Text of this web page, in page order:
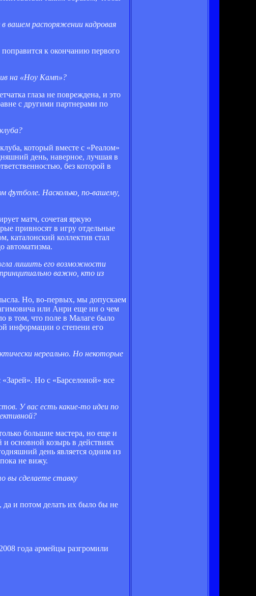
вашем распоряжении кадровая
к окончанию первого
на «Ноу Камп»?
глаза не повреждена, и это
с другими партнерами по
который вместе с «Реалом»
день, наверное, лучшая в
без которой в
футболе. Насколько, по-вашему,
матч, сочетая яркую
привносят в игру отдельные
каталонский коллектив стал
автоматизма.
лишить его возможности
важно, кто из
Но, во-первых, мы допускаем
или Анри еще ни о чем
в том, что поле в Малаге было
информации о степени его
нереально. Но некоторые
Но с «Барселоной» все
У вас есть какие-то идеи по
большие мастера, но еще и
основной козырь в действиях
день является одним из
не вижу.
вы сделаете ставку
и потом делать их было бы не
года армейцы разгромили